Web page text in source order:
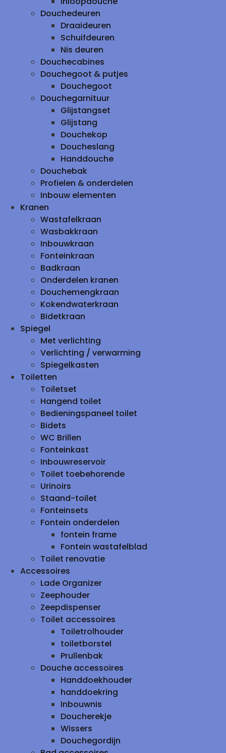
Douchedeuren
Draaideuren
Schuifdeuren
Nis deuren
Douchecabines
Douchegoot & putjes
Douchegoot
Douchegarnituur
Glijstangset
Glijstang
Douchekop
Doucheslang
Handdouche
Douchebak
Profielen & onderdelen
Inbouw elementen
Kranen
Wastafelkraan
Wasbakkraan
Inbouwkraan
Fonteinkraan
Badkraan
Onderdelen kranen
Douchemengkraan
Kokendwaterkraan
Bidetkraan
Spiegel
Met verlichting
Verlichting / verwarming
Spiegelkasten
Toiletten
Toiletset
Hangend toilet
Bedieningspaneel toilet
Bidets
WC Brillen
Fonteinkast
Inbouwreservoir
Toilet toebehorende
Urinoirs
Staand-toilet
Fonteinsets
Fontein onderdelen
fontein frame
Fontein wastafelblad
Toilet renovatie
Accessoires
Lade Organizer
Zeephouder
Zeepdispenser
Toilet accessoires
Toiletrolhouder
toiletborstel
Prullenbak
Douche accessoires
Handdoekhouder
handdoekring
Inbouwnis
Doucherekje
Wissers
Douchegordijn